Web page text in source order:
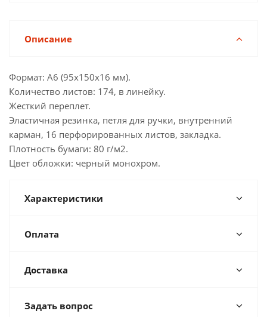
Описание
Формат: А6 (95x150x16 мм).
Количество листов: 174, в линейку.
Жесткий переплет.
Эластичная резинка, петля для ручки, внутренний
карман, 16 перфорированных листов, закладка.
Плотность бумаги: 80 г/м2.
Цвет обложки: черный монохром.
Характеристики
Оплата
Доставка
Задать вопрос